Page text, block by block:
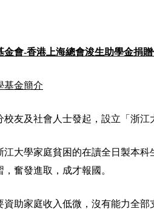
會-香港上海總會浚生助學金捐贈
基金簡介
友及社會人士發起，設立「浙江
江大學家庭貧困的在讀全日製本
奮發進取，成才報國。
資助家庭收入低微，沒有能力全